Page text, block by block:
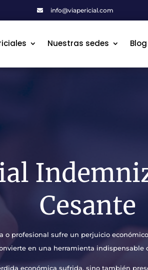
 info@viapericial.com
Nuestras sedes Blog
Nuestras sedes Blog
Cesante
profesional sufre un perjuicio
en una herramienta
económica sufrida, sino también